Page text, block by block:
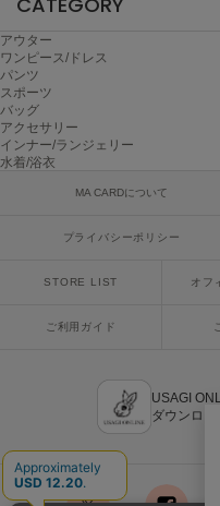
ミラオーウェン
MOIGE
モワージュ
MUCHA
ミュシャ
ナウンス
null.
アウター
ワンピース/ドレス
パンツ
スポーツ
バッグ
アクセサリー
インナー/ランジェリー
水着/浴衣
MA CARDについて
プライバシーポリシー
STORE LIST オフ
ご利用ガイド
USAGI
ダウンロー